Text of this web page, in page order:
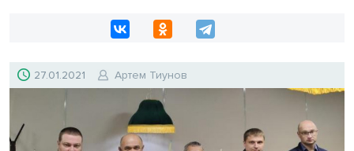
27.01.2021 Артем Тиунов